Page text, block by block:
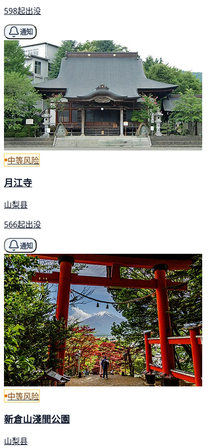
598起出没
通知
中等风险
月江寺
山梨县
566起出没
通知
中等风险
新倉山淺間公園
山梨县